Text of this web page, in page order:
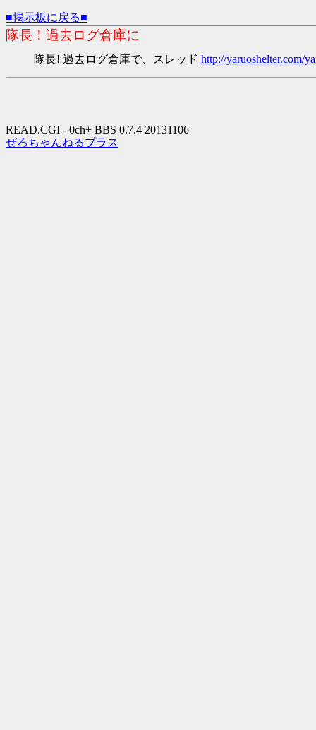
■掲示板に戻る■
隊長！過去ログ倉庫に
隊長! 過去ログ倉庫で、スレッド http://yaruoshelter.com/
READ.CGI - 0ch+ BBS 0.7.4 20131106
ぜろちゃんねるプラス